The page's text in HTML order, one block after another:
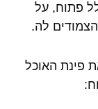
פתוח, על
לה.
פינת האוכל